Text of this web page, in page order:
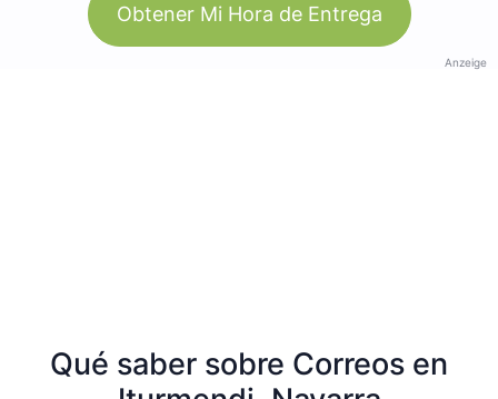
Obtener Mi Hora de Entrega
Anzeige
Qué saber sobre Correos en